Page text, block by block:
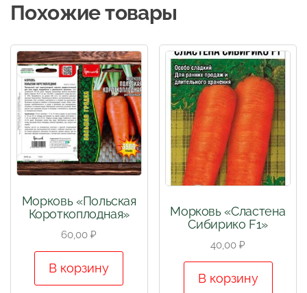
Похожие товары
Морковь «Польская
Короткоплодная»
60,00₽
В корзину
Морковь «Сластена
Сибирико F1»
40,00₽
В корзину